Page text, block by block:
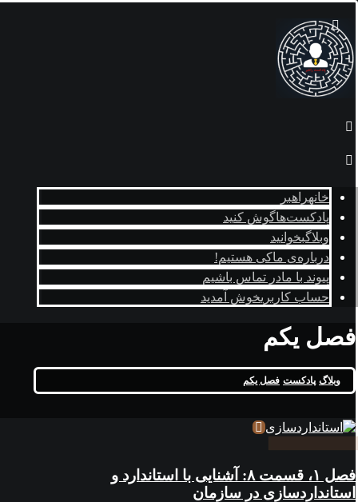
خانهراهبر
پادکست‌هاگوش کنید
وبلاگبخوانید
درباره‌ی ماکی هستیم!
پیوند با مادر تماس باشیم
حساب کاربریخوش آمدید
فصل یکم
وبلاگ پادکست فصل یکم
فصل ۱، قسمت ۸: آشنایی با استاندارد و
استانداردسازی در سازمان